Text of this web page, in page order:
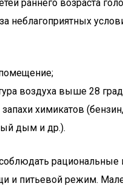
раннего возраста
неблагоприятных
воздуха выше 28
химикатов
дым и др.).
и питьевой режим.